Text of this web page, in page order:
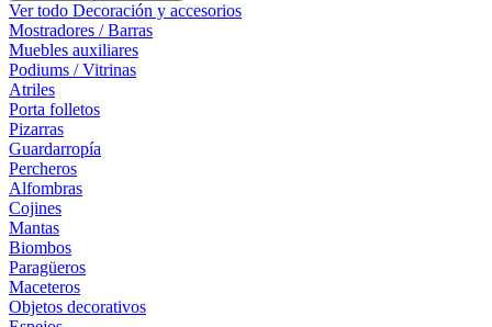
Ver todo Decoración y accesorios
Mostradores / Barras
Muebles auxiliares
Podiums / Vitrinas
Atriles
Porta folletos
Pizarras
Guardarropía
Percheros
Alfombras
Cojines
Mantas
Biombos
Paragüeros
Maceteros
Objetos decorativos